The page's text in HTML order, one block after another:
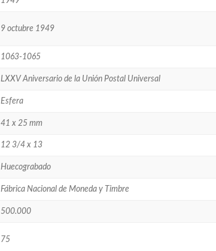
9 octubre 1949
1063-1065
LXXV Aniversario de la Unión Postal Universal
Esfera
41 x 25 mm
12 3/4 x 13
Huecograbado
Fábrica Nacional de Moneda y Timbre
500.000
75